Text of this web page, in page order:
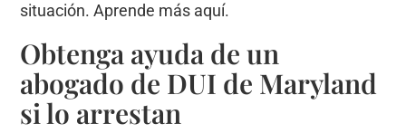
situación. Aprende más aquí.
Obtenga ayuda de un
abogado de DUI de Maryland
si lo arrestan